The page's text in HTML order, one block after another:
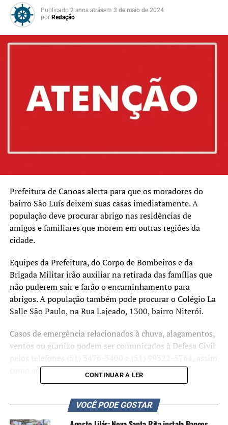
Publicado 2 anos atrásem 3 de maio de 2024
por Redação
Prefeitura de Canoas alerta para que os moradores do
bairro São Luís deixem suas casas imediatamente. A
população deve procurar abrigo nas residências de
amigos e familiares que morem em outras regiões da
cidade.
Equipes da Prefeitura, do Corpo de Bombeiros e da
Brigada Militar irão auxiliar na retirada das famílias que
não puderem sair e farão o encaminhamento para
abrigos. A população também pode procurar o Colégio La
Salle São Paulo, na Rua Lajeado, 1300, bairro Niterói.
Casos de emergência relacionados à chuva, alagamentos,
ventos ou granizo podem ser comunicados à Defesa Civil
como ao Corpo de Bombeiros pelo 193.
prontidão nos telefones 153, (51) 3236-3888 ou pelo (51)
3236-3889. No Centro Integrado de Comando e Controle
CONTINUAR A LER
VOCÊ PODE GOSTAR